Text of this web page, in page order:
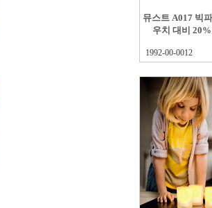
뮤스트 A017 빅
우치 대비
1992-00-0012